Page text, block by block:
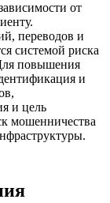
от
переводов и
системой риска
повышения
и
и цель
мошенничества